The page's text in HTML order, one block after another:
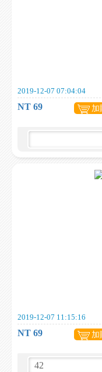
2019-12-07 07:04:04
NT 69 加
2019-12-07 11:15:16
NT 69 加